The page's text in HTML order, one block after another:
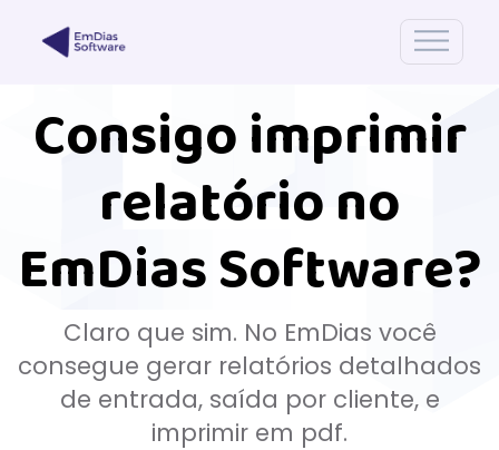
Consigo imprimir
relatório no
EmDias Software?
Claro que sim. No EmDias você
consegue gerar relatórios detalhados
de entrada, saída por cliente, e
imprimir em pdf.